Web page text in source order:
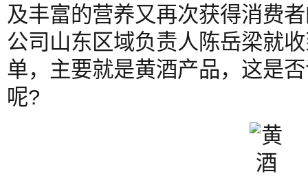
及丰富的营养又再次获得消费
公司山东区域负责人陈岳梁就
单，主要就是黄酒产品，这是
呢?